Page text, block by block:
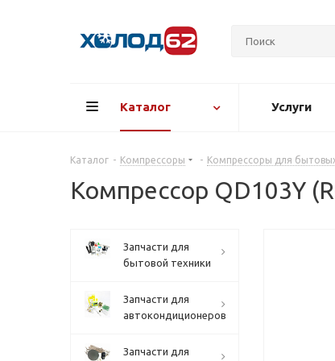
Каталог Услуги
Каталог - Компрессоры - Компрессоры для
Компрессор QD103Y
Запчасти для
бытовой техники
Запчасти для
автокондиционеров
Запчасти для